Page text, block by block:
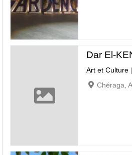
Dar El-
Art et Culture
Chéraga,